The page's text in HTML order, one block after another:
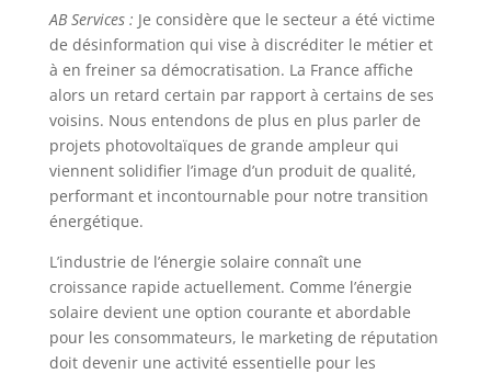
AB Services : Je considère que le secteur a été victime
de désinformation qui vise à discréditer le métier et
à en freiner sa démocratisation. La France affiche
alors un retard certain par rapport à certains de ses
voisins. Nous entendons de plus en plus parler de
projets photovoltaïques de grande ampleur qui
viennent solidifier l’image d’un produit de qualité,
performant et incontournable pour notre transition
énergétique.
L’industrie de l’énergie solaire connaît une
croissance rapide actuellement. Comme l’énergie
solaire devient une option courante et abordable
pour les consommateurs, le marketing de réputation
doit devenir une activité essentielle pour les